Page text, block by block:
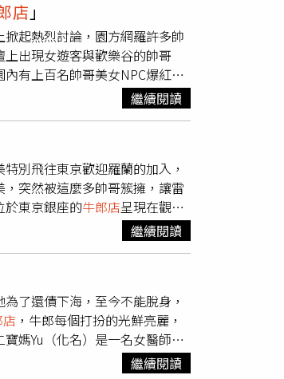
應召女郎和酒店妹賺錢還債，
家福島進一交往12天就閃婚，
，因此才會離婚，而男方則是
自己的IG上PO出收款的帳號，
撥打110、113法律扶助基金
店 」
起熱烈討論，園方網羅許多帥
出現女遊客與歡樂谷的帥哥
內有上百名帥哥美女NPC爆紅
中還有被評選出5大頂流男模
歡樂谷因為請來大批帥哥美女
女生分享到歡樂谷的遊玩照，
而有些帥哥NPC除了有長相，
了全沉淪。不僅如此，歡樂谷
分配帥哥NPC，兩人可以像情
造話題和拉客的方式，宛如
繼續閱讀
別飛往東京歡迎羅蘭的加入，
突然被這麼多帥哥簇擁，讓雷
於東京銀座的牛郎店呈現在觀眾
意逗客人開心，真心去關心女
立提供）雷艾美則表示能成為節
才發現羅蘭不愧是日本第一男
羅蘭就立刻給她十足安全感，
會去偷看，但是放7個大帥哥
答應當應援隊隊長，有他自己
繼續閱讀
了還債下海，至今不能脫身，
，牛郎每個打扮的光鮮亮麗，
媽Yu（化名）是一名女醫師，
都是數千美元，最後Yu沒錢付
繼續閱讀